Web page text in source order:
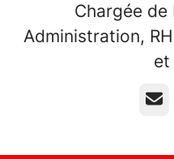
Chargée de
Administration,
et
E-